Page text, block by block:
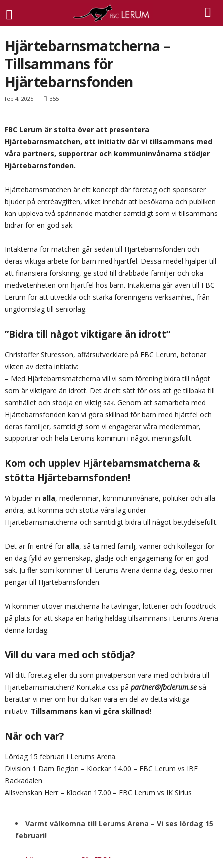
Hjärtebarnsmatcherna –
Tillsammans för
Hjärtebarnsfonden
feb 4, 2025 355
FBC Lerum är stolta över att presentera
Hjärtebarnsmatchen, ett initiativ där vi tillsammans med
våra partners, supportrar och kommuninvånarna stödjer
Hjärtebarnsfonden.
Hjärtebarnsmatchen är ett koncept där företag och sponsorer
bjuder på entréavgiften, vilket innebär att besökarna och publiken
kan uppleva två spännande matcher samtidigt som vi tillsammans
bidrar för en god sak.
Intäkterna för matchen går sedan till Hjärtebarnsfonden och
deras viktiga arbete för barn med hjärtfel. Dessa medel hjälper till
att finansiera forskning, ge stöd till drabbade familjer och öka
medvetenheten om hjärtfel hos barn. Intäkterna går även till FBC
Lerum för att utveckla och stärka föreningens verksamhet, från
ungdomslag till seniorlag.
”Bidra till något viktigare än idrott”
Christoffer Sturesson, affärsutvecklare på FBC Lerum, betonar
vikten av detta initiativ:
– Med Hjärtebarnsmatcherna vill vi som förening bidra till något
som är viktigare än idrott. Det är ett sätt för oss att ge tillbaka till
samhället och stödja en viktig sak. Genom att samarbeta med
Hjärtebarnsfonden kan vi göra skillnad för barn med hjärtfel och
deras familjer, samtidigt som vi engagerar våra medlemmar,
supportrar och hela Lerums kommun i något meningsfullt.
Kom och upplev Hjärtebarnsmatcherna &
stötta Hjärtebarnsfonden!
Vi bjuder in alla, medlemmar, kommuninvånare, politiker och alla
andra, att komma och stötta våra lag under
Hjärtebarnsmatcherna och samtidigt bidra till något betydelsefullt.
Det är fri entré för alla, så ta med familj, vänner och kollegor för
en dag fylld av gemenskap, glädje och engagemang för en god
sak. Ju fler som kommer till Lerums Arena denna dag, desto mer
pengar till Hjärtebarnsfonden.
Vi kommer utöver matcherna ha tävlingar, lotterier och foodtruck
på plats för att skapa en härlig heldag tillsammans i Lerums Arena
denna lördag.
Vill du vara med och stödja?
Vill ditt företag eller du som privatperson vara med och bidra till
Hjärtebarnsmatchen? Kontakta oss på partner@fbclerum.se så
berättar vi mer om hur du kan vara en del av detta viktiga
initiativ. Tillsammans kan vi göra skillnad!
När och var?
Lördag 15 februari i Lerums Arena.
Division 1 Dam Region – Klockan 14.00 – FBC Lerum vs IBF
Backadalen
Allsvenskan Herr – Klockan 17.00 – FBC Lerum vs IK Sirius
Varmt välkomna till Lerums Arena – Vi ses lördag 15
februari!